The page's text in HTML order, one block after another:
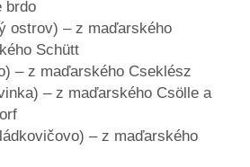
brdo
ostrov) – z maďarského
Schütt
– z maďarského Cseklész
– z maďarského Csölle a
– z maďarského